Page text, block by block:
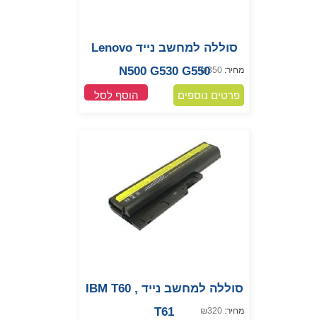
סוללה למחשב נייד Lenovo
N500 G530 G550
מחיר: ₪350
פרטים נוספים הוסף לסל
סוללה למחשב נייד IBM T60 ,
T61
מחיר: ₪320